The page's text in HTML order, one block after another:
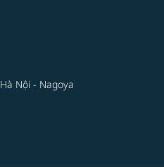
Hà Nội - Nagoya